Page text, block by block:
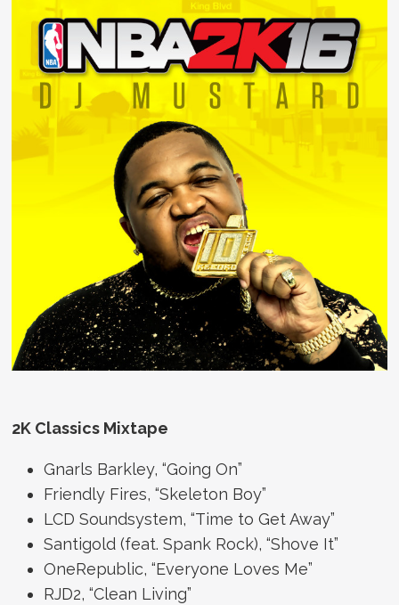
2K Classics Mixtape
Gnarls Barkley, “Going On”
Friendly Fires, “Skeleton Boy”
LCD Soundsystem, “Time to Get Away”
Santigold (feat. Spank Rock), “Shove It”
OneRepublic, “Everyone Loves Me”
RJD2, “Clean Living”